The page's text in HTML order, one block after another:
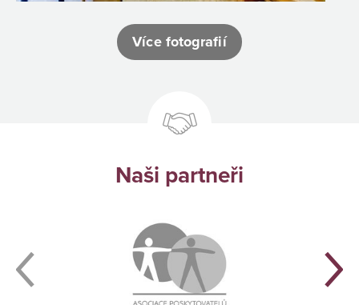
Více fotografií
Naši partneři